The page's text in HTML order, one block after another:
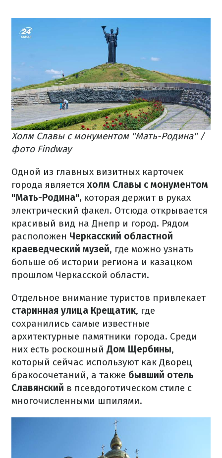
Холм Славы с монументом "Мать-Родина" /
фото Findway
Одной из главных визитных карточек
города является холм Славы с монументом
"Мать-Родина", которая держит в руках
электрический факел. Отсюда открывается
красивый вид на Днепр и город. Рядом
расположен Черкасский областной
краеведческий музей, где можно узнать
больше об истории региона и казацком
прошлом Черкасской области.
Отдельное внимание туристов привлекает
старинная улица Крещатик, где
сохранились самые известные
архитектурные памятники города. Среди
них есть роскошный Дом Щербины,
который сейчас используют как Дворец
бракосочетаний, а также бывший отель
Славянский в псевдоготическом стиле с
многочисленными шпилями.